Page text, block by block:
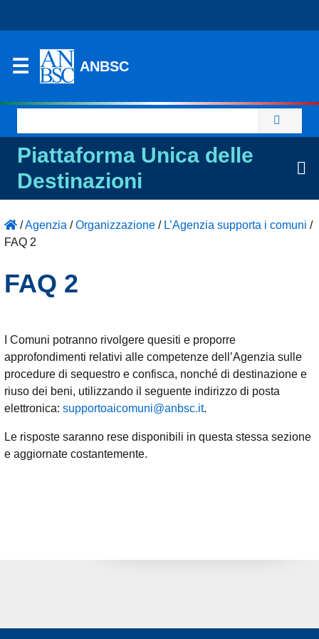
ANBSC
per:
Piattaforma Unica delle
Destinazioni
/Agenzia /Organizzazione / L’Agenzia supporta i comuni /
FAQ 2
FAQ 2
I Comuni potranno rivolgere quesiti e proporre
approfondimenti relativi alle competenze dell’Agenzia sulle
procedure di sequestro e confisca, nonché di destinazione e
riuso dei beni, utilizzando il seguente indirizzo di posta
elettronica: supportoaicomuni@anbsc.it.
Le risposte saranno rese disponibili in questa stessa sezione
e aggiornate costantemente.